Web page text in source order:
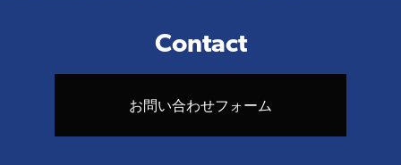
Contact
お問い合わせフォーム